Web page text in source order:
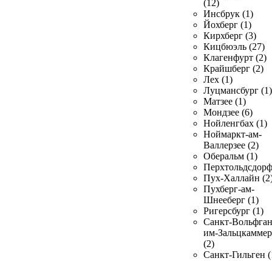
(12)
Инсбрук (1)
Йохберг (1)
Кирхберг (3)
Кицбюэль (27)
Клагенфурт (2)
Крайшберг (2)
Лех (1)
Луцмансбург (1)
Матзее (1)
Мондзее (6)
Нойленгбах (1)
Ноймаркт-ам-
Валлерзее (2)
Оберальм (1)
Пух-Халлайн
Пухберг-ам-
Шнееберг (1)
Ригерсбург (1)
Санкт-
им-
(2)
Санкт-Гильген